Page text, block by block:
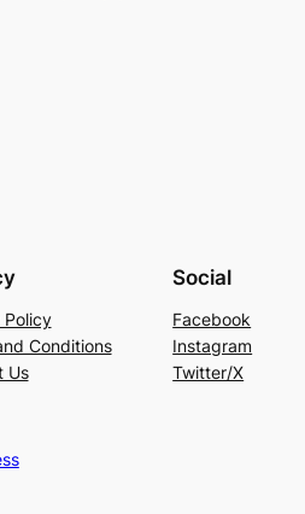
Policy
Conditions
Us
Social
Facebook
Instagram
Twitter/X